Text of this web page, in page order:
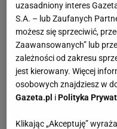
uzasadniony interes
S.A. – lub Zaufanych
możesz się sprzeciwić,
Zaawansowanych” lub
zależności od zakresu
jest kierowany. Więcej
osobowych znajdziesz w
Gazeta.pl iPolityka
Klikając „Akceptuję”